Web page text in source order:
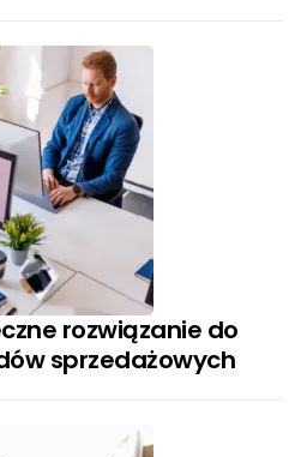
rozwiązanie do
sprzedażowych